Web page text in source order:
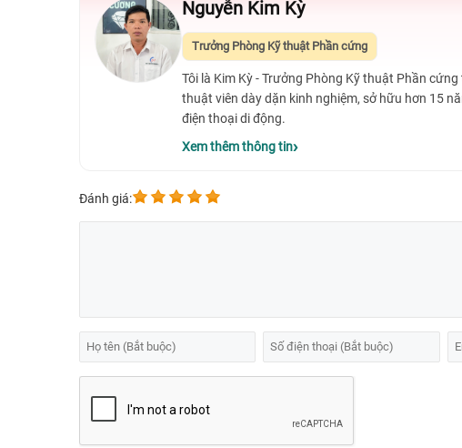
Nguyễn Kim Kỳ
Trưởng Phòng Kỹ thuật Phần cứng
Tôi là Kim Kỳ - Trưởng Phòng Kỹ thuật Phần
thuật viên dày dặn kinh nghiệm, sở hữu hơn 15
điện thoại di động.
Xem thêm thông tin
Đánh giá: